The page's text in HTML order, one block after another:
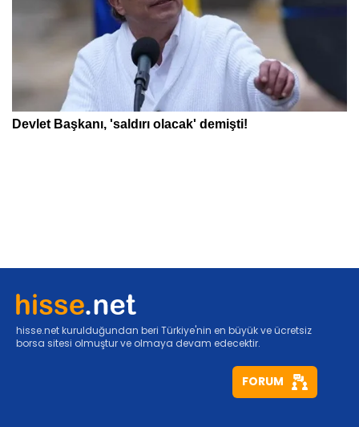
hisse.net kurulduğundan beri Türkiye'nin en büyük ve ücretsiz
borsa sitesi olmuştur ve olmaya devam edecektir.
FORUM